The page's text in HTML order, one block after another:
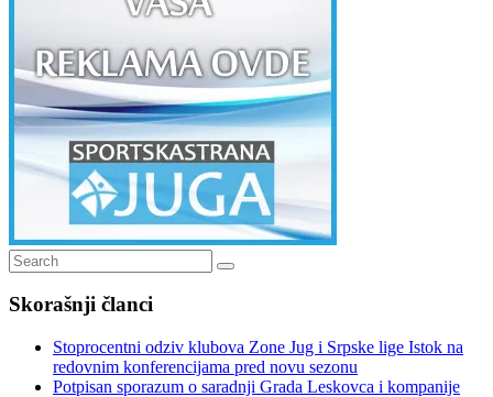
Search
for:
Search
Skorašnji članci
Stoprocentni odziv klubova Zone Jug i Srpske lige Istok na
redovnim konferencijama pred novu sezonu
Potpisan sporazum o saradnji Grada Leskovca i kompanije